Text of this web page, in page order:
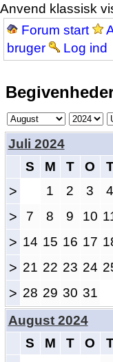
Anvend klassisk
Forum start
bruger
Log ind
Juli 2024
S
M T O
> 1 2 3 4
> 7 8 9 10
> 14 15 16 17
> 21 22 23 24
> 28 29 30 31
August 2024
S
M T O